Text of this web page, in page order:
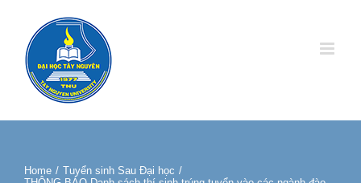
content
Home / Tuyển sinh Sau Đại học /